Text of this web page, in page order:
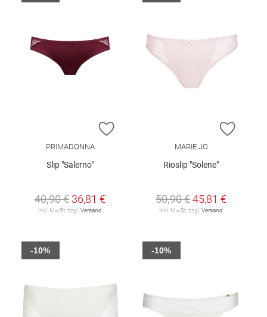
ZUR WUNSCHLISTE HINZUFÜGEN
PRIMADONNA
Slip "Salerno"
40,90 € 36,81 €
inkl. MwSt. zzgl.Versand
ZUR
MARIE JO
Rioslip "Solene"
50,90 €45,81 €
inkl. MwSt. zzgl.Versand
-10% -10%